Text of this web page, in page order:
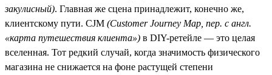
закулисный). Главная же сцена принадлежит, конечно же,
клиентскому пути. CJM (Customer Journey Map, пер. с англ.
«карта путешествия клиента») в DIY-ретейле — это целая
вселенная. Тот редкий случай, когда значимость физического
магазина не снижается на фоне растущей степени